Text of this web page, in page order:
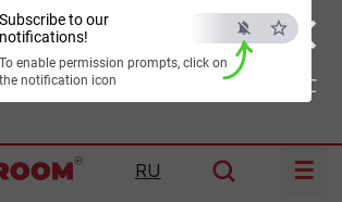
×
ESC
Subscribe to our
notifications!
To enable permission prompts, click on
the notification icon
Алматы: Шымкент:34°C
RU ☰